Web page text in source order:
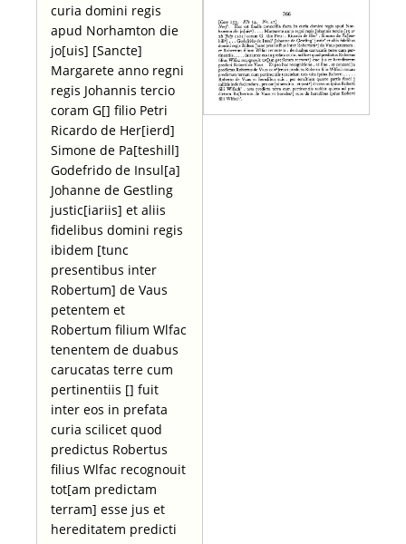
curia domini regis
apud Norhamton die
jo[uis] [Sancte]
Margarete anno regni
regis Johannis tercio
coram G[] filio Petri
Ricardo de Her[ierd]
Simone de Pa[teshill]
Godefrido de Insul[a]
Johanne de Gestling
justic[iariis] et aliis
fidelibus domini regis
ibidem [tunc
presentibus inter
Robertum] de Vaus
petentem et
Robertum filium Wlfac
tenentem de duabus
carucatas terre cum
pertinentiis [] fuit
inter eos in prefata
curia scilicet quod
predictus Robertus
filius Wlfac recognouit
tot[am predictam
terram] esse jus et
hereditatem predicti